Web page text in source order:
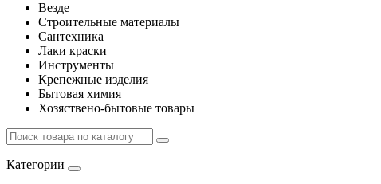
Везде
Строительные материалы
Сантехника
Лаки краски
Инструменты
Крепежные изделия
Бытовая химия
Хозяствено-бытовые товары
Категории